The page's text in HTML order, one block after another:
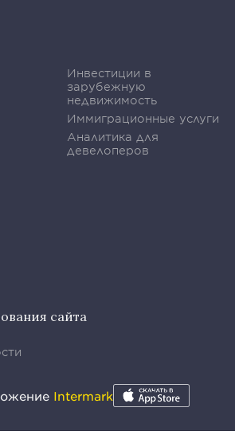
Инвестиции в
зарубежную
недвижимость
Иммиграционные услуги
Аналитика для
девелоперов
сайта
Intermark